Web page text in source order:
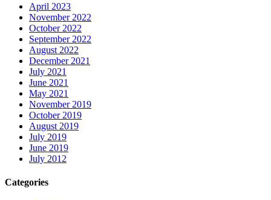
April 2023
November 2022
October 2022
September 2022
August 2022
December 2021
July 2021
June 2021
May 2021
November 2019
October 2019
August 2019
July 2019
June 2019
July 2012
Categories